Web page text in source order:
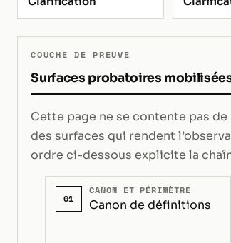
COUCHE DE PREUVE
Surfaces probatoires
Cette page ne se contente pas
des surfaces qui rendent
ordre ci-dessous explicite la
01
CANON ET PÉRIMÈTRE
Canon de définitions